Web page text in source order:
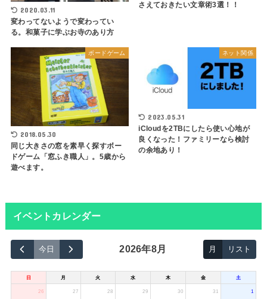
2020.03.11
変わってないようで変わってい
る。和菓子に学ぶお寺のあり方
さえておきたい文章術3選！！
ボードゲーム
2018.05.30
同じ大きさの窓を素早く探すボー
ドゲーム「窓ふき職人」。5歳から
遊べます。
ネット関係
2023.05.31
iCloudを2TBにしたら使い心地が
良くなった！ファミリーなら検討
の余地あり！
イベントカレンダー
今日 2026年8月 月 リスト
日 月 火 水 木 金 土
26 27 28 29 30 31 1